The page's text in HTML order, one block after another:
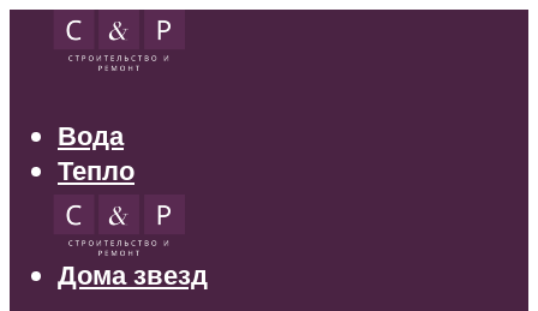
Вода
Тепло
Электрика
Свет
Дома звезд